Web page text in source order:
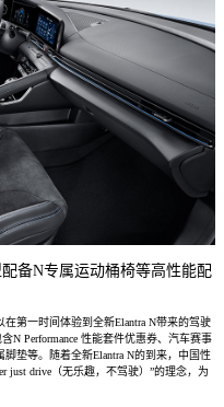
配备N专属运动桶椅等高性能配
第一时间体验到全新Elantra N带来的驾驶
N Performance 性能套件优惠券、汽车赛事
垫等。随着全新Elantra N的到来，中国性
just drive（无乐趣，不驾驶）”的理念，为